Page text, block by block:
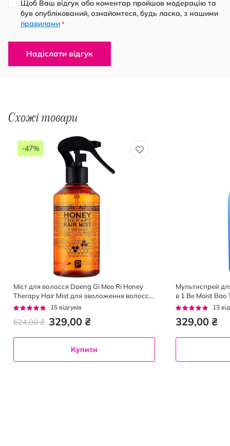
Щоб Ваш відгук або коментар пройшов модерацію та
був опублікований, ознайомтеся, будь ласка, з нашими
правилами *
Надіслати відгук
Схожі товари
Міст для волосся Daeng Gi Meo Ri Honey
Therapy Hair Mist для зволоження волосся
250 мл
Рейтинг:
15 відгуків
329,00 ₴
624,00 ₴
-47%
Купити
Мультиспрей
в 1 Be Moist Bao
Рейтинг:
13
329,00 ₴